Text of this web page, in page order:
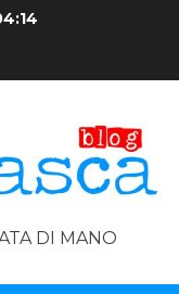
DI MANO